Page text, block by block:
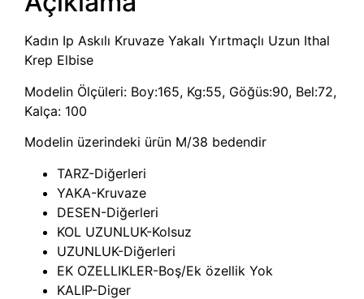
Kadın Ip Askılı Kruvaze Yakalı Yırtmaçlı Uzun Ithal
Krep Elbise
Modelin Ölçüleri: Boy:165, Kg:55, Göğüs:90, Bel:72,
Kalça: 100
Modelin üzerindeki ürün M/38 bedendir
TARZ-Diğerleri
YAKA-Kruvaze
DESEN-Diğerleri
KOL UZUNLUK-Kolsuz
UZUNLUK-Diğerleri
EK OZELLIKLER-Boş/Ek özellik Yok
KALIP-Diger